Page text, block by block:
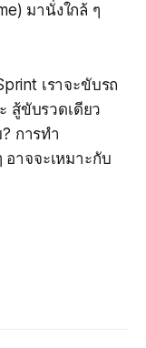
มานั่งใกล้ ๆ
เราจะขับรถ
สู้ขับรวดเดียว
การทำ
าจจะเหมาะกับ